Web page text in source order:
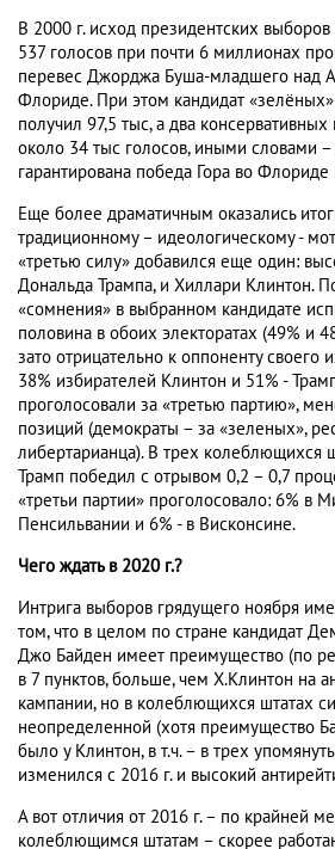
В 2000 г. исход президентских
537 голосов при почти 6 миллионах
перевес Джорджа Буша-младшего над
Флориде. При этом кандидат
получил 97,5 тыс, а два
около 34 тыс голосов, иными словами
гарантирована победа Гора во
Еще более драматичным оказались
традиционному – идеологическому -
«третью силу» добавился еще один:
Дональда Трампа, и Хиллари Клинтон.
«сомнения» в выбранном кандидате
половина в обоих электоратах (49% и
зато отрицательно к оппоненту своего
38% избирателей Клинтон и 51% -
проголосовали за «третью партию»,
позиций (демократы – за «зеленых»,
либертарианца). В трех колеблющихся
Трамп победил с отрывом 0,2 – 0,7
«третьи партии» проголосовало: 6% в
Пенсильвании и 6% - в Висконсине.
Чего ждать в 2020 г.?
Интрига выборов грядущего ноября
том, что в целом по стране кандидат
Джо Байден имеет преимущество (по
в 7 пунктов, больше, чем Х.Клинтон на
кампании, но в колеблющихся штатах
неопределенной (хотя преимущество
было у Клинтон, в т.ч. – в трех
изменился с 2016 г. и высокий
А вот отличия от 2016 г. – по крайней
колеблющимся штатам – скорее